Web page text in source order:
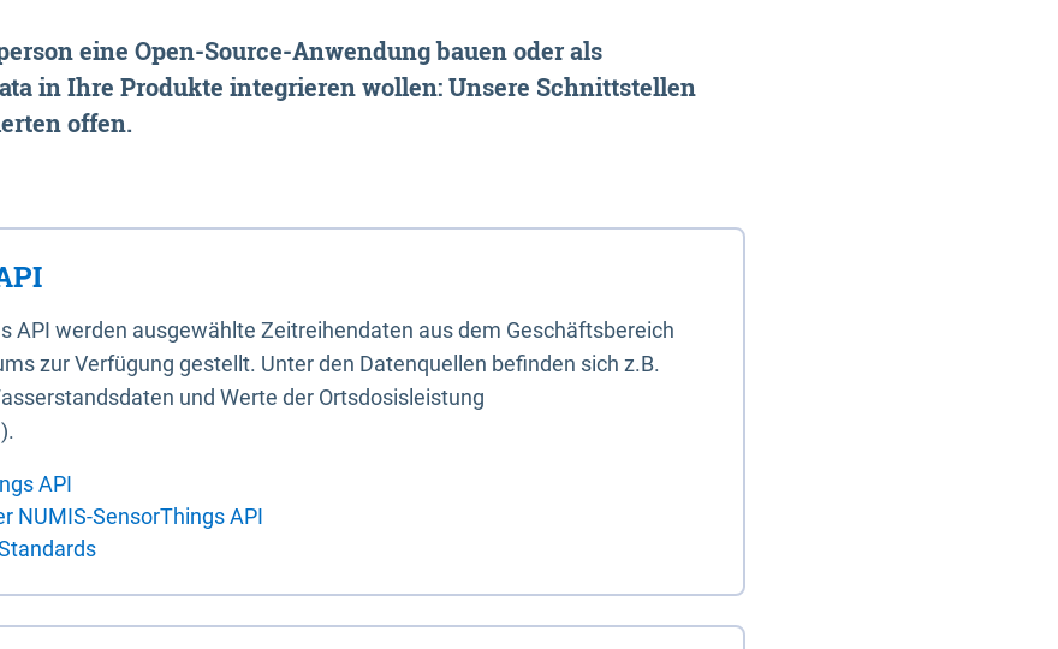
eine Open-Source-Anwendung bauen oder als
in Ihre Produkte integrieren wollen: Unsere Schnittstellen
offen.
API werden ausgewählte Zeitreihendaten aus dem Geschäftsbereich
zur Verfügung gestellt. Unter den Datenquellen befinden sich z.B.
und Werte der Ortsdosisleistung
API
NUMIS-SensorThings API